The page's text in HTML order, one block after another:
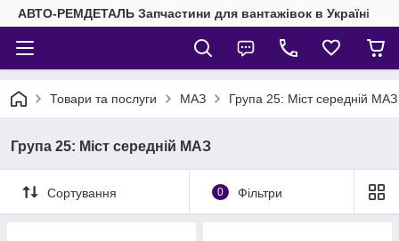
АВТО-РЕМДЕТАЛЬ Запчастини для вантажівок в Україні
Товари та послуги МАЗ Група 25: Міст середній МАЗ
Група 25: Міст середній МАЗ
Сортування 0 Фільтри